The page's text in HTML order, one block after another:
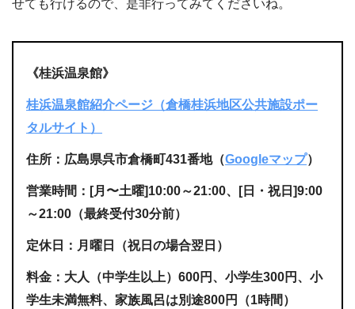
せても行けるので、是非行ってみてくださいね。
《桂浜温泉館》
桂浜温泉館紹介ページ（倉橋桂浜地区公共施設ポー
タルサイト）
住所：広島県呉市倉橋町431番地（Googleマップ）
営業時間：[月〜土曜]10:00～21:00、[日・祝日]9:00
～21:00（最終受付30分前）
定休日：月曜日（祝日の場合翌日）
料金：大人（中学生以上）600円、小学生300円、小
学生未満無料、家族風呂は別途800円（1時間）